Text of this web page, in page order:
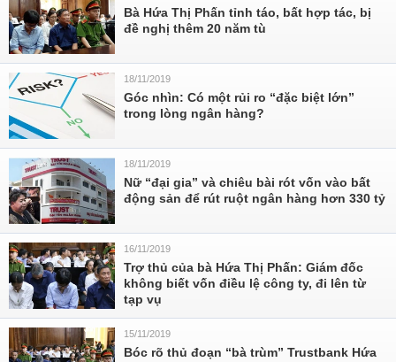
Bà Hứa Thị Phấn tỉnh táo, bất hợp tác, bị
đề nghị thêm 20 năm tù
18/11/2019
Góc nhìn: Có một rủi ro “đặc biệt lớn”
trong lòng ngân hàng?
18/11/2019
Nữ “đại gia” và chiêu bài rót vốn vào bất
động sản để rút ruột ngân hàng hơn 330 tỷ
16/11/2019
Trợ thủ của bà Hứa Thị Phấn: Giám đốc
không biết vốn điều lệ công ty, đi lên từ
tạp vụ
15/11/2019
Bóc rõ thủ đoạn “bà trùm” Trustbank Hứa